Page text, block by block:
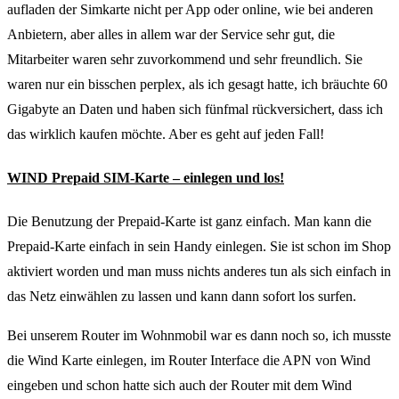
aufladen der Simkarte nicht per App oder online, wie bei anderen
Anbietern, aber alles in allem war der Service sehr gut, die
Mitarbeiter waren sehr zuvorkommend und sehr freundlich. Sie
waren nur ein bisschen perplex, als ich gesagt hatte, ich bräuchte 60
Gigabyte an Daten und haben sich fünfmal rückversichert, dass ich
das wirklich kaufen möchte. Aber es geht auf jeden Fall!
WIND Prepaid SIM-Karte – einlegen und los!
Die Benutzung der Prepaid-Karte ist ganz einfach. Man kann die
Prepaid-Karte einfach in sein Handy einlegen. Sie ist schon im Shop
aktiviert worden und man muss nichts anderes tun als sich einfach in
das Netz einwählen zu lassen und kann dann sofort los surfen.
Bei unserem Router im Wohnmobil war es dann noch so, ich musste
die Wind Karte einlegen, im Router Interface die APN von Wind
eingeben und schon hatte sich auch der Router mit dem Wind